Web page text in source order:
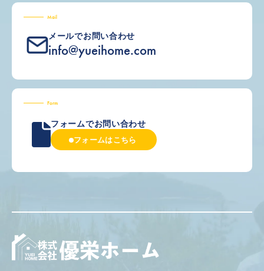
Mail
メールでお問い合わせ
info@yueihome.com
Form
フォームでお問い合わせ
フォームはこちら